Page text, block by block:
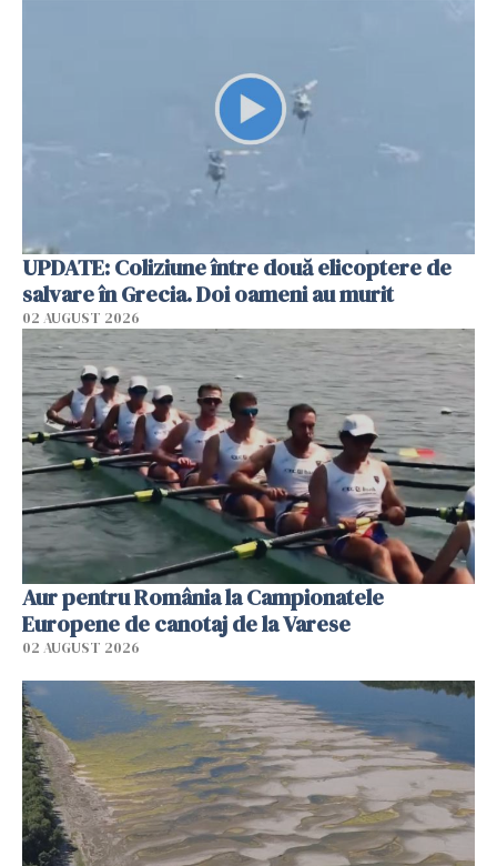
UPDATE: Coliziune între două elicoptere de
salvare în Grecia. Doi oameni au murit
02 AUGUST 2026
Aur pentru România la Campionatele
Europene de canotaj de la Varese
02 AUGUST 2026